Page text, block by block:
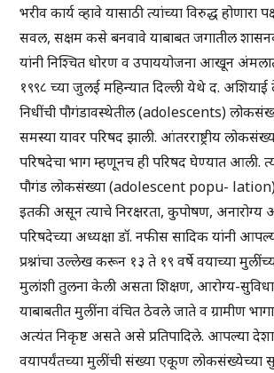
भरीव कार्य व्हावे यासाठी त्यांच्या विरुद्ध होणारा
सवल, सक्षम कसे बनवावे याबाबत जगातील
यांनी निश्चित धोरण व उपाययोजना आखून
१९९८ च्या जुलई महिन्यात दिल्ली येथे द. अशियाई
निधींची पौगंडावस्थेतील (adolescents)
समस्या यावर परिषद झाली. आंतरराष्ट्रीय
परिषदेचा भाग म्हणूनच ही परिषद घेण्यात आली.
पौगंड लोकसंख्या (adolescent popu- lation)
इतकी असून त्याचे निरक्षरता, कुपोषण, अनारोग्य
परिषदेच्या अध्यक्षा डॉ. नफीस सादिक यांनी
प्रश्नांचा उल्लेख करून १३ ते १९ वर्षे वयाच्या
मुलांशी तुलना केली असता शिक्षण, आरोग्य-
याबाबतीत मुलींना वंचित ठेवले जाते व ग्रामीण
अत्यंत निकृष्ट असते असे प्रतिपादिले. आपल्या
वयापर्यंतच्या मुलींची संख्या एकूण